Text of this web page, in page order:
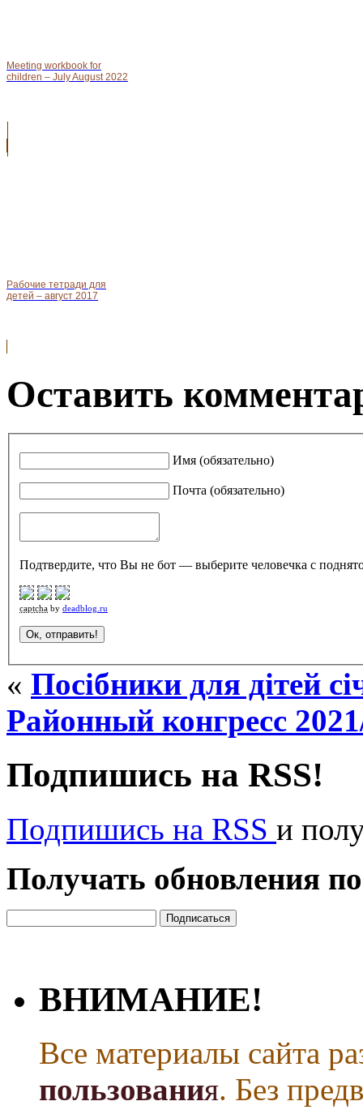
Meeting workbook for
children – July August 2022
Рабочие тетради для
детей – август 2017
Оставить
Имя (обязательно)
Почта (обязательно)
Подтвердите, что Вы не бот — выберите человечка с
captcha by deadblog.ru
« Посібники для дітей
Районный конгресс
Подпишись на RSS!
Подпишись на RSS и
Получать обновления
ВНИМАНИЕ!
Все материалы сайта
пользования. Без